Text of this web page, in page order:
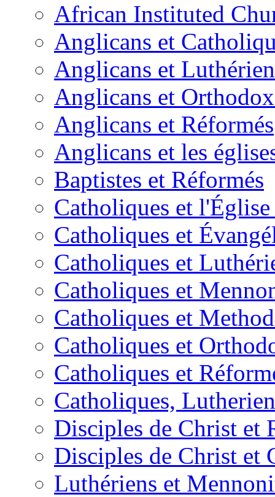
African Instituted
Anglicans et
Anglicans et
Anglicans et
Anglicans et Réformés
Anglicans et les
Baptistes et Réformés
Catholiques et
Catholiques et
Catholiques et
Catholiques et
Catholiques et
Catholiques et
Catholiques et
Catholiques,
Disciples de Christ et
Disciples de Christ et
Luthériens et